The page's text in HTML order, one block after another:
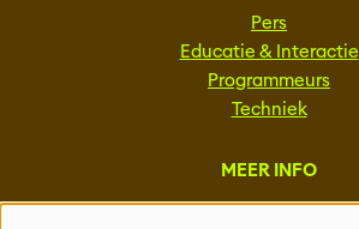
Pers
Educatie & Interactie
Programmeurs
Techniek
MEER INFO